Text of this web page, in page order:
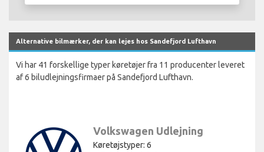
Alternative bilmærker, der kan lejes hos Sandefjord Lufthavn
Vi har 41 forskellige typer køretøjer fra 11 producenter leveret
af 6 biludlejningsfirmaer på Sandefjord Lufthavn.
Volkswagen Udlejning
Køretøjstyper: 6